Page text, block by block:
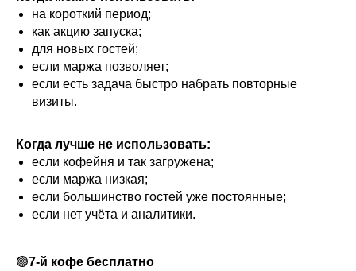
на короткий период;
как акцию запуска;
для новых гостей;
если маржа позволяет;
если есть задача быстро набрать повторные
визиты.
Когда лучше не использовать:
если кофейня и так загружена;
если маржа низкая;
если большинство гостей уже постоянные;
если нет учёта и аналитики.
🟢7-й кофе бесплатно